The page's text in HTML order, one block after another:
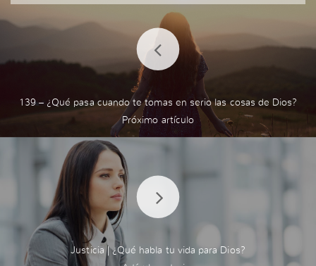
139 – ¿Qué pasa cuando te tomas en serio las cosas de Dios?
Justicia | ¿Qué habla tu vida para Dios?